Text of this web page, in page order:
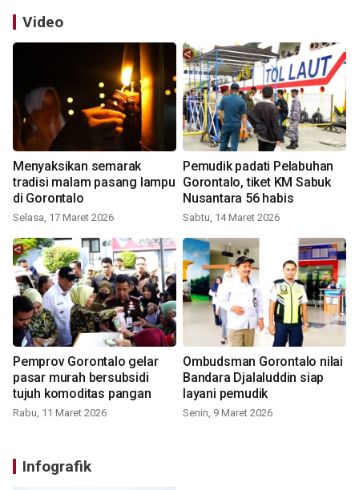
Video
Menyaksikan semarak
tradisi malam pasang lampu
di Gorontalo
Selasa, 17 Maret 2026
Pemudik padati Pelabuhan
Gorontalo, tiket KM Sabuk
Nusantara 56 habis
Sabtu, 14 Maret 2026
Pemprov Gorontalo gelar
pasar murah bersubsidi
tujuh komoditas pangan
Rabu, 11 Maret 2026
Ombudsman Gorontalo nilai
Bandara Djalaluddin siap
layani pemudik
Senin, 9 Maret 2026
Infografik